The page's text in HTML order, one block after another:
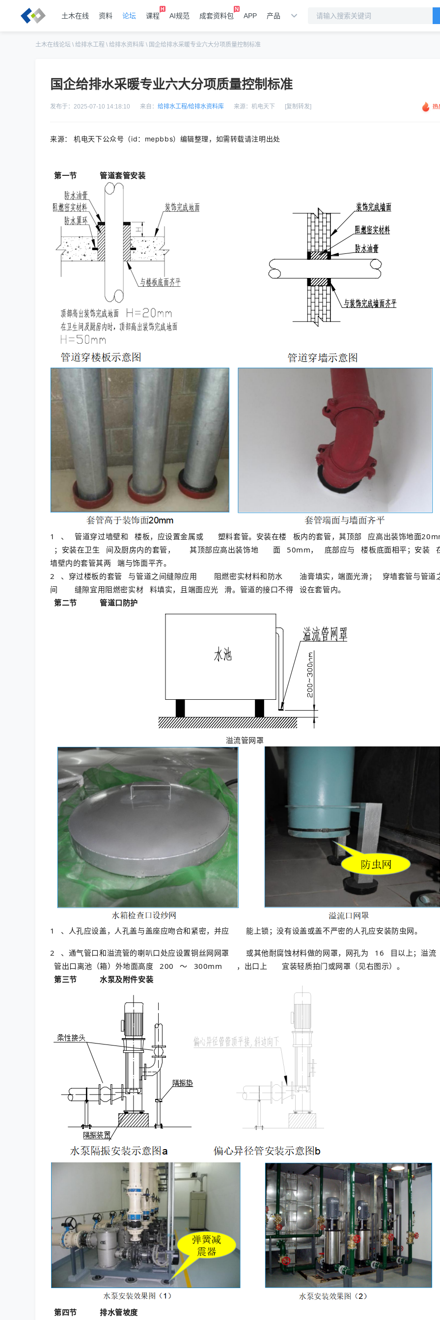
土木在线 资料 论坛 课程 AI规范 成套资料包 APP 产品
土木在线论坛 \ 给排水工程 \ 给排水资料库 \ 国企给排水采暖专业六大分项质量控制标准
国企给排水采暖专业六大分项质量控制标准
发布于：2025-07-10 14:18:10 来自： 给排水工程/给排水资料库 来源： 机电天下 [复制转发]
来源：机电天下公众号（id：mepbbs）编辑整理，如需转载请注明出处
第一节 管道套管安装
1 、 管道穿过墙壁和 楼板，应设置金属或 塑料套管。安装在楼 板内的套管，其顶部
应高出装饰地面
；安装在卫生
间及厨房内的套管， 其顶部应高出装饰地 面 50mm， 底部应与 楼板底面相平；安装
墙壁内的套管其两
端与饰面平齐。
2
、穿过楼板的套管 与管道之间缝隙应用 阻燃密实材料和防水 油膏填实，端面光滑；
穿墙套管与管道
间
缝隙宜用阻燃密实材 料填实，且端面应光 滑。管道的接口不得
设在套管内。
第二节
管道口防护
溢流管网罩
1 、人孔应设盖，人孔盖与盖座应吻合和紧密，并应 能上锁；没有设盖或盖不严密的人孔应安装防虫网。
2 、通气管口和溢流管的喇叭口处应设置铜丝网网罩 或其他耐腐蚀材料做的网罩，网孔为 16
目以上；溢流
管出口离池（箱）外地面高度
200 ～ 300mm ，出口上
宜装轻质拍门或网罩（见右图示）。
第三节
水泵及附件安装
第四节 排水管坡度